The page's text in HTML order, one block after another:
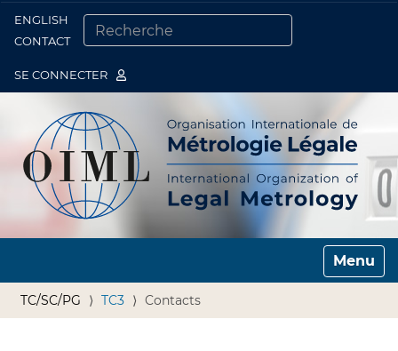
ENGLISH
CONTACT
SE CONNECTER
Toggle
TC/SC/PG TC3 Contacts